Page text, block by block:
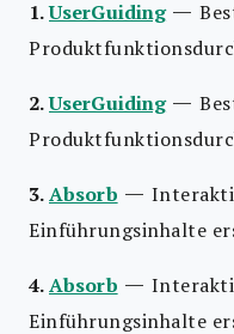
1.UserGuiding —
2.UserGuiding —
3.Absorb —
Einführungsinhalte
4.Absorb —
Einführungsinhalte